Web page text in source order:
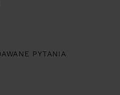
PYTANIA